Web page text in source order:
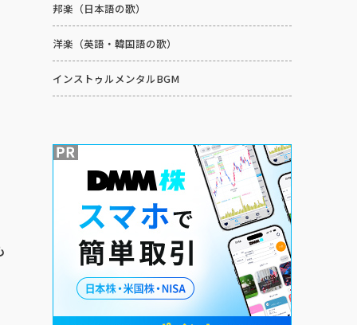
邦楽（日本語の歌）
洋楽（英語・韓国語の歌）
インストゥルメンタルBGM